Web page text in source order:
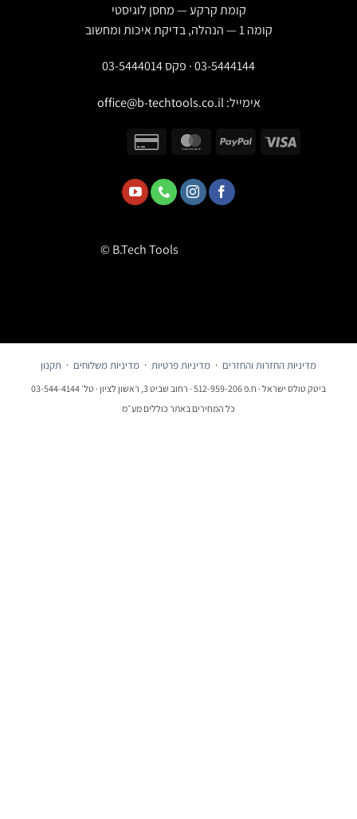
קומת קרקע — מחסן לוגיסטי
03-5444144 · פקס 03-5444014
office@b-techtools.co.il
© B.Tech Tools
החזרות והחזרים· מדיניות פרטיות·מדיניות משלוחים·תקנון
· ח.פ 512-959-206 · רחוב שביט 3, ראשון לציון · טל׳ 03-544-4144
כל המחירים באתר כוללים מע״מ